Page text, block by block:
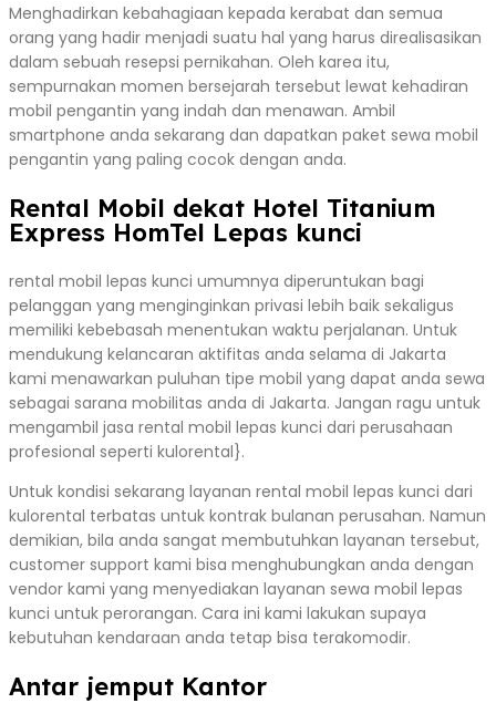
Menghadirkan kebahagiaan kepada kerabat dan semua
orang yang hadir menjadi suatu hal yang harus direalisasikan
dalam sebuah resepsi pernikahan. Oleh karea itu,
sempurnakan momen bersejarah tersebut lewat kehadiran
mobil pengantin yang indah dan menawan. Ambil
smartphone anda sekarang dan dapatkan paket sewa mobil
pengantin yang paling cocok dengan anda.
Rental Mobil dekat Hotel Titanium
Express HomTel Lepas kunci
rental mobil lepas kunci umumnya diperuntukan bagi
pelanggan yang menginginkan privasi lebih baik sekaligus
memiliki kebebasah menentukan waktu perjalanan. Untuk
mendukung kelancaran aktifitas anda selama di Jakarta
kami menawarkan puluhan tipe mobil yang dapat anda sewa
sebagai sarana mobilitas anda di Jakarta. Jangan ragu untuk
mengambil jasa rental mobil lepas kunci dari perusahaan
profesional seperti kulorental}.
Untuk kondisi sekarang layanan rental mobil lepas kunci dari
kulorental terbatas untuk kontrak bulanan perusahan. Namun
demikian, bila anda sangat membutuhkan layanan tersebut,
customer support kami bisa menghubungkan anda dengan
vendor kami yang menyediakan layanan sewa mobil lepas
kunci untuk perorangan. Cara ini kami lakukan supaya
kebutuhan kendaraan anda tetap bisa terakomodir.
Antar jemput Kantor